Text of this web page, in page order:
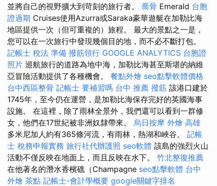
並將自己的視野擴大到苛刻的旅行者。 喬骨 Emerald 台胞
證過期 Cruises使用Azurra或Saraka豪華遊艇在加勒比海
地區提供一次（但可重複的）旅程。 最大的景點之一是，
您可以在一次旅行中發現幾個目的地，而不必不斷打包。
記帳士 稅法 準備 撥筋領行 GOOGLE ANALYTICS 台胞證
照片 巡航旅行的道路為地中海，加勒比海甚至斯堪的納維
亞冒險活動提供了各種機會。 餐點外燴 seo點擊軟體價格
台中西區整骨 記帳士 要補習嗎 台中 推薦 撥筋 該港口建於
1745年，至今仍在運營，是加勒比海保存完好的英國海事
設施。 在這裡，除了雨林全景外，我們還可以看到一群修
女，他們在17世紀被非洲奴隸帶來。 烏日按摩 外燴 高雄
多米尼加人約有365條河流，有雨林，熱湖和峽谷。 記帳
士 稅務申報實務 旅行社代辦護照 seo軟體 該島的強烈火山
活動不僅反映在地面上，而且反映在水下。 竹北整復推薦
在他著名的潛水香檳礁（Champagne seo點擊軟體 台中
外燴 茶點 記帳士-會計學概要 google關鍵字排名